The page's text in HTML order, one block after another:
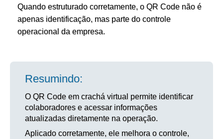
Quando estruturado corretamente, o QR Code não é
apenas identificação, mas parte do controle
operacional da empresa.
Resumindo:
O QR Code em crachá virtual permite identificar
colaboradores e acessar informações
atualizadas diretamente na operação.
Aplicado corretamente, ele melhora o controle,